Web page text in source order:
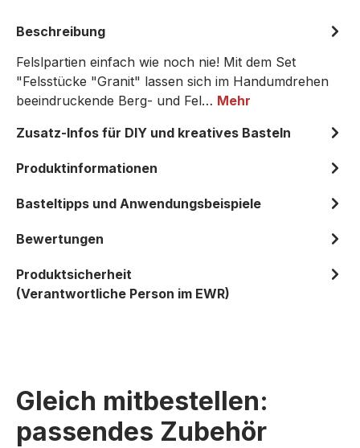
Beschreibung
Felslpartien einfach wie noch nie! Mit dem Set
"Felsstücke "Granit" lassen sich im Handumdrehen
beeindruckende Berg- und Fel… Mehr
Zusatz-Infos für DIY und kreatives Basteln
Produktinformationen
Basteltipps und Anwendungsbeispiele
Bewertungen
Produktsicherheit
(Verantwortliche Person im EWR)
Gleich mitbestellen:
passendes Zubehör